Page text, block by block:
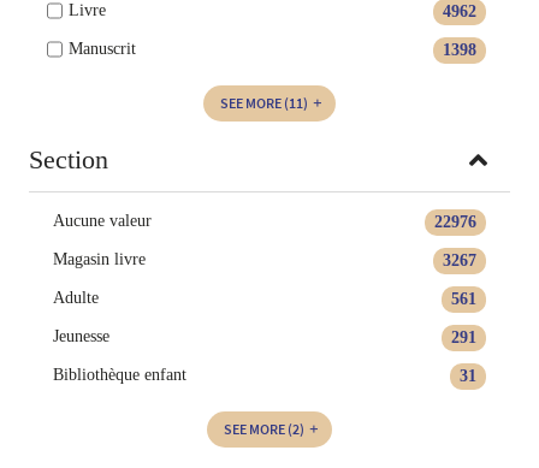
4962
Livre
1398
Manuscrit
SEE MORE (11)
Section
22976
Aucune valeur
3267
Magasin livre
561
Adulte
291
Jeunesse
31
Bibliothèque enfant
SEE MORE (2)